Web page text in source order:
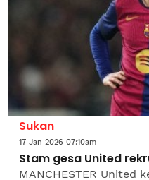
Sukan
17 Jan 2026 07:10am
Stam gesa United
MANCHESTER United